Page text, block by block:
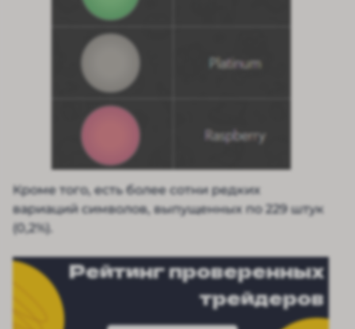
Кроме того, есть более сотни редких
вариаций символов, выпущенных по 229 штук
(0,2%).
Рейтинг проверенных
трейдеров